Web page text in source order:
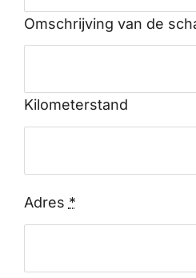
Omschrijving van de
Kilometerstand
Adres *